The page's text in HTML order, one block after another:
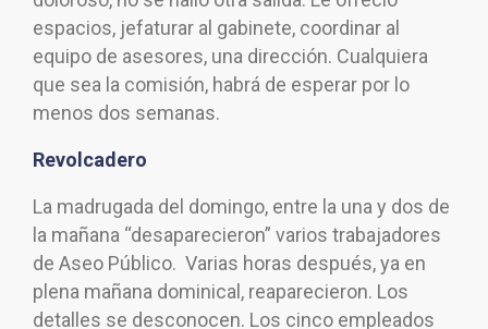
espacios, jefaturar al gabinete, coordinar al
equipo de asesores, una dirección. Cualquiera
que sea la comisión, habrá de esperar por lo
menos dos semanas.
Revolcadero
La madrugada del domingo, entre la una y dos de
la mañana “desaparecieron” varios trabajadores
de Aseo Público. Varias horas después, ya en
plena mañana dominical, reaparecieron. Los
detalles se desconocen. Los cinco empleados